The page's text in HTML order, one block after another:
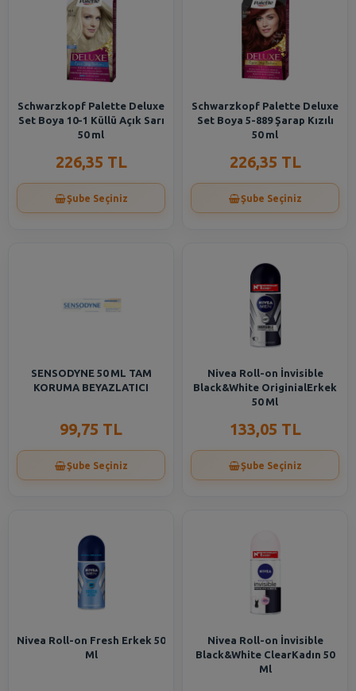
Schwarzkopf Palette Deluxe
Set Boya 10-1 Küllü Açık Sarı
50 ml
226,35 TL
Şube Seçiniz
Schwarzkopf Palette Deluxe
Set Boya 5-889 Şarap Kızılı
50 ml
226,35 TL
Şube Seçiniz
SENSODYNE 50 ML TAM
KORUMA BEYAZLATICI
99,75 TL
Şube Seçiniz
Nivea Roll-on İnvisible
Black&White OriginialErkek
50 Ml
133,05 TL
Şube Seçiniz
Nivea Roll-on Fresh Erkek 50
Ml
Nivea Roll-on İnvisible
Black&White ClearKadın 50
Ml